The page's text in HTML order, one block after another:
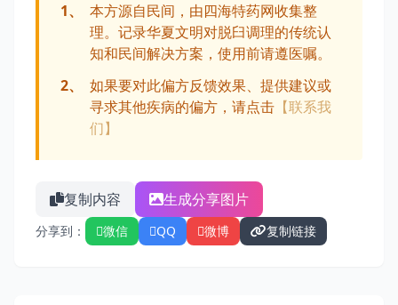
1、
本方源自民间，由四海特药网收集整
理。记录华夏文明对脱臼调理的传统认
知和民间解决方案，使用前请遵医嘱。
2、
如果要对此偏方反馈效果、提供建议或
寻求其他疾病的偏方，请点击 【联系我
们】
复制内容 生成分享图片
分享到： 微信 QQ 微博 复制链接